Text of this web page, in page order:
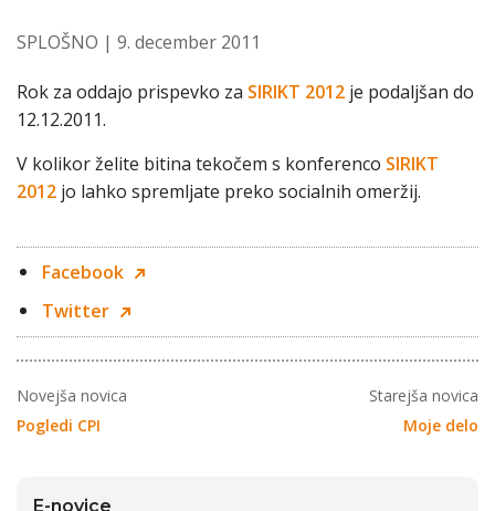
SPLOŠNO | 9. december 2011
Rok za oddajo prispevko za SIRIKT 2012 je podaljšan do
12.12.2011.
V kolikor želite bitina tekočem s konferenco SIRIKT
2012 jo lahko spremljate preko socialnih omeržij.
Facebook
Twitter
Novejša novica
Pogledi CPI
Starejša novica
Moje delo
E-novice